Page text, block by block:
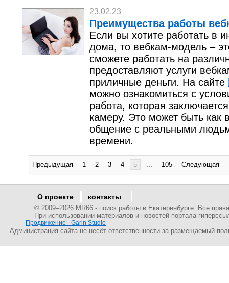
23.02.23
Преимущества работы
Если вы хотите работать в
дома, то вебкам-модель –
сможете работать на
предоставляют услуги
приличные деньги. На сайте
можно ознакомиться с
работа, которая
камеру. Это может быть как
общение с реальными
времени.
Предыдущая 1 2 3 4 5 ... 105 Следующая
О проекте контакты
© 2009–2026 MR66 - поиск работы в Екатеринбурге. Все
При использовании материалов и новостей портала
Продвижение - Garin Studio
Администрация сайта не несёт ответственности за размещаемый